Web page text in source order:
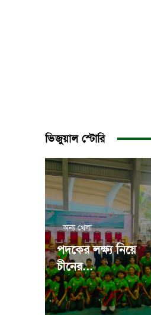
ভিজুয়াল স্টোরি
অন্য খেলা
পদকের লক্ষ্য নিয়ে
চীনের...